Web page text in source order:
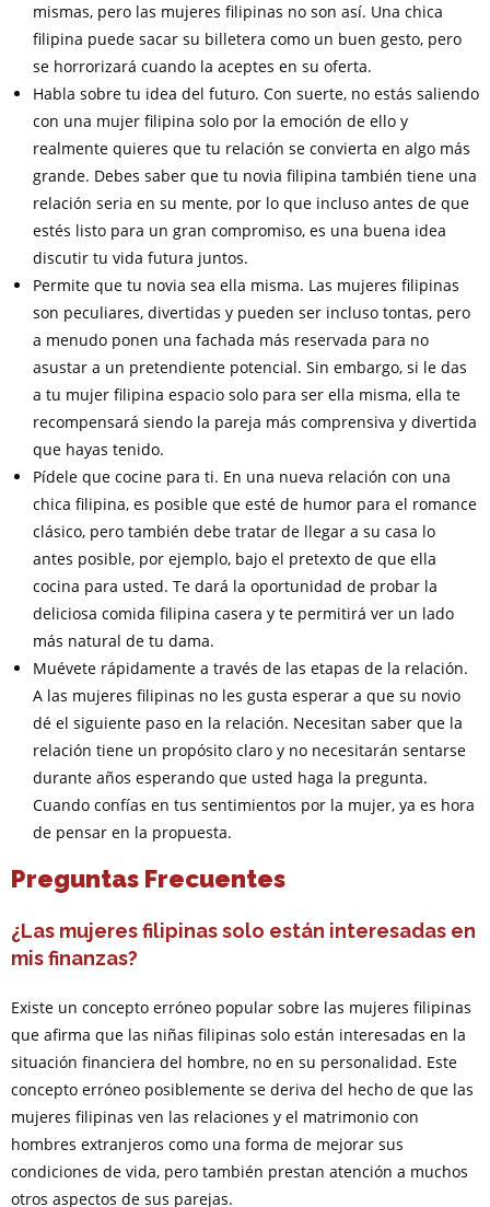
mismas, pero las mujeres filipinas no son así. Una chica
filipina puede sacar su billetera como un buen gesto, pero
se horrorizará cuando la aceptes en su oferta.
Habla sobre tu idea del futuro. Con suerte, no estás saliendo
con una mujer filipina solo por la emoción de ello y
realmente quieres que tu relación se convierta en algo más
grande. Debes saber que tu novia filipina también tiene una
relación seria en su mente, por lo que incluso antes de que
estés listo para un gran compromiso, es una buena idea
discutir tu vida futura juntos.
Permite que tu novia sea ella misma. Las mujeres filipinas
son peculiares, divertidas y pueden ser incluso tontas, pero
a menudo ponen una fachada más reservada para no
asustar a un pretendiente potencial. Sin embargo, si le das
a tu mujer filipina espacio solo para ser ella misma, ella te
recompensará siendo la pareja más comprensiva y divertida
que hayas tenido.
Pídele que cocine para ti. En una nueva relación con una
chica filipina, es posible que esté de humor para el romance
clásico, pero también debe tratar de llegar a su casa lo
antes posible, por ejemplo, bajo el pretexto de que ella
cocina para usted. Te dará la oportunidad de probar la
deliciosa comida filipina casera y te permitirá ver un lado
más natural de tu dama.
Muévete rápidamente a través de las etapas de la relación.
A las mujeres filipinas no les gusta esperar a que su novio
dé el siguiente paso en la relación. Necesitan saber que la
relación tiene un propósito claro y no necesitarán sentarse
durante años esperando que usted haga la pregunta.
Cuando confías en tus sentimientos por la mujer, ya es hora
de pensar en la propuesta.
Preguntas Frecuentes
¿Las mujeres filipinas solo están interesadas en
mis finanzas?
Existe un concepto erróneo popular sobre las mujeres filipinas
que afirma que las niñas filipinas solo están interesadas en la
situación financiera del hombre, no en su personalidad. Este
concepto erróneo posiblemente se deriva del hecho de que las
mujeres filipinas ven las relaciones y el matrimonio con
hombres extranjeros como una forma de mejorar sus
condiciones de vida, pero también prestan atención a muchos
otros aspectos de sus parejas.